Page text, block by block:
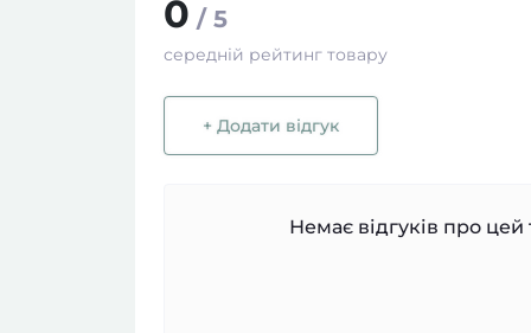
0 / 5
середній рейтинг товару
+ Додати відгук
Немає відгуків про